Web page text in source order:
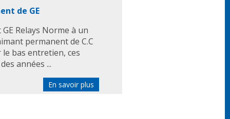
de GE
Relays Norme à un
permanent de C.C
le bas entretien, ces
années ...
En savoir plus